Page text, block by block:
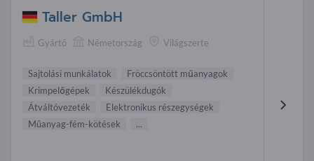
Taller GmbH
Gyártó Németország Világszerte
Sajtolási munkálatok
Fröccsöntött műanyagok
Krimpelőgépek
Készülékdugók
Átváltóvezeték
Elektronikus részegységek
Mûanyag-fém-kötések
...